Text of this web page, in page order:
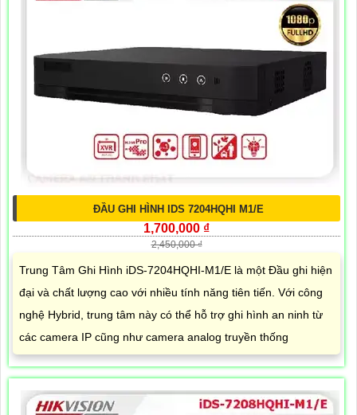
ĐẦU GHI HÌNH IDS 7204HQHI M1/E
1,700,000 ₫
2,450,000 ₫
Trung Tâm Ghi Hình iDS-7204HQHI-M1/E là một Đầu ghi hiện
đại và chất lượng cao với nhiều tính năng tiên tiến. Với công
nghệ Hybrid, trung tâm này có thể hỗ trợ ghi hình an ninh từ
các camera IP cũng như camera analog truyền thống